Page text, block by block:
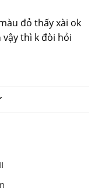
đỏ thấy xài ok
thì k đòi hỏi